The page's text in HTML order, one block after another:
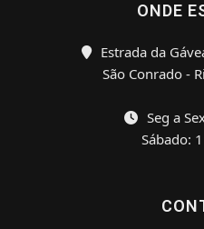
ONDE
Estrada da
São Conrado -
Seg a
Sábado: